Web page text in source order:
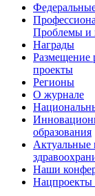
Проблемы и
Награды
Размещение
проекты
Регионы
О журнале
образования
Актуальные
Наши
Нацпроекты